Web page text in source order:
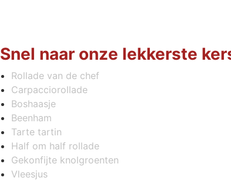
Snel naar onze lekkerste
Rollade van de chef
Carpacciorollade
Boshaasje
Beenham
Tarte tartin
Half om half rollade
Gekonfijte knolgroenten
Vleesjus